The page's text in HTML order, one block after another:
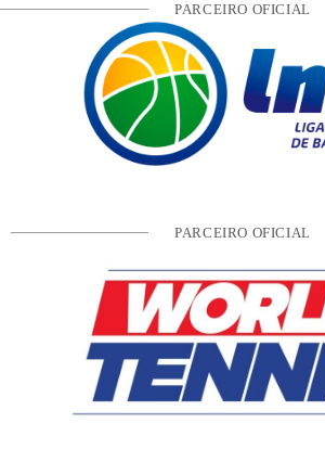
PARCEIRO OFICIAL
PARCEIRO OFICIAL